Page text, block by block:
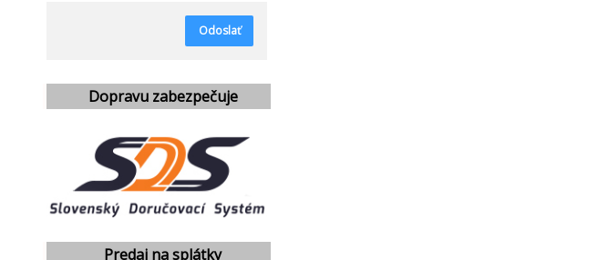
Odoslať
Dopravu zabezpečuje
Predaj na splátky